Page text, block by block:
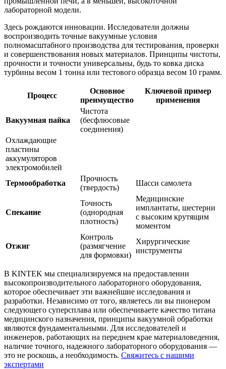
лабораторной модели.
Здесь рождаются инновации. Исследователи должны
воспроизводить точные вакуумные условия
полномасштабного производства для тестирования, проверки
и совершенствования новых материалов. Принципы чистоты,
прочности и точности универсальны, будь то ковка диска
турбины весом 1 тонна или тестового образца весом 10 грамм.
Процесс
Основное
преимущество
Ключевой пример
применения
Вакуумная пайка
Чистота
(бесфлюсовые
соединения)
Охлаждающие
пластины
аккумуляторов
электромобилей
Термообработка
Прочность
(твердость)
Шасси самолета
Спекание
Точность
(однородная
плотность)
Медицинские
имплантаты, шестерни
с высоким крутящим
моментом
Отжиг
Контроль
(размягчение
для формовки)
Хирургические
инструменты
В KINTEK мы специализируемся на предоставлении
высокопроизводительного лабораторного оборудования,
которое обеспечивает эти важнейшие исследования и
разработки. Независимо от того, являетесь ли вы пионером
следующего суперсплава или обеспечиваете качество титана
медицинского назначения, принципы вакуумной обработки
являются фундаментальными. Для исследователей и
инженеров, работающих на переднем крае материаловедения,
наличие точного, надежного лабораторного оборудования —
это не роскошь, а необходимость. Свяжитесь с нашими
экспертами